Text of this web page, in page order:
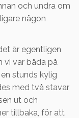
och undra om
någon
är egentligen
vi var båda på
stunds kylig
med två stavar
ut och
tillbaka, för att